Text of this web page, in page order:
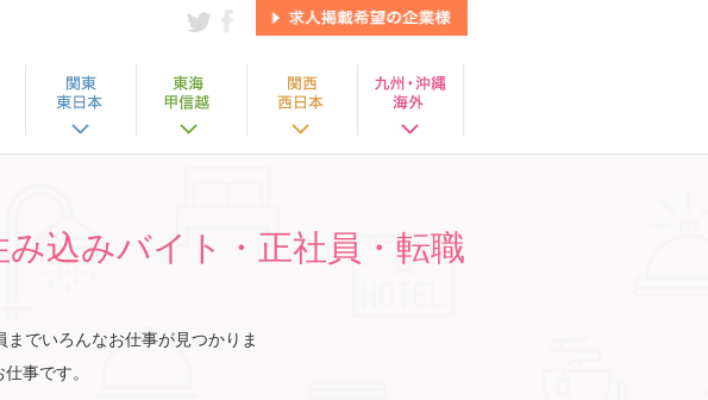
み込みバイト・正社員・転職
でいろんなお仕事が見つかりま
事です。